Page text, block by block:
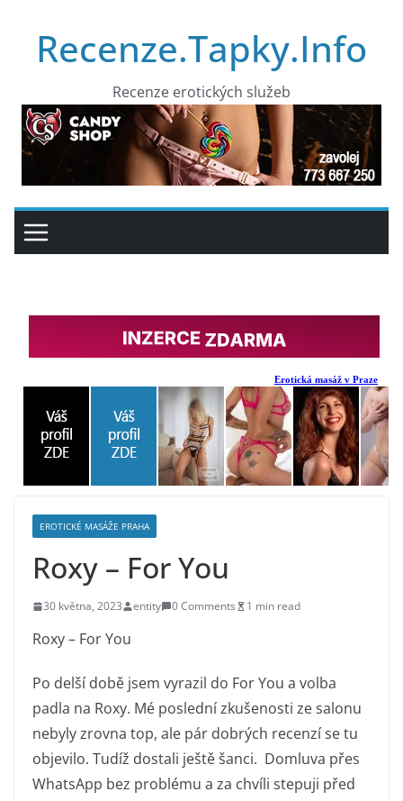
obsahRecenze.Tapky.Info
Recenze erotických služeb
EROTICKÉ MASÁŽE PRAHA
Roxy – For You
30 května, 2023 entity 0 Comments 1 min read
Roxy – For You
Po delší době jsem vyrazil do For You a volba
padla na Roxy. Mé poslední zkušenosti ze salonu
nebyly zrovna top, ale pár dobrých recenzí se tu
objevilo. Tudíž dostali ještě šanci. Domluva přes
WhatsApp bez problému a za chvíli stepuji před